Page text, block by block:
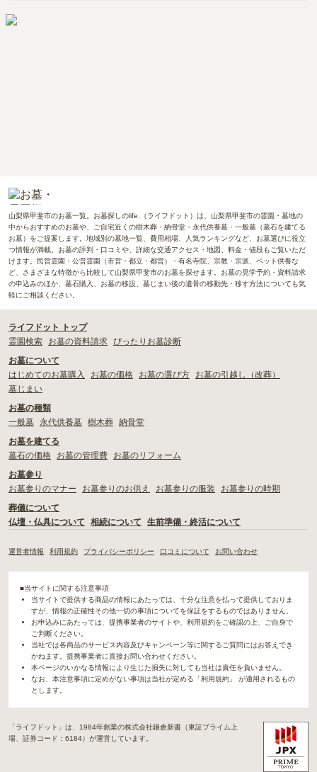
山梨県甲斐市のお墓一覧。お墓探しのlife.（ライフドット）は、山梨県甲斐市の霊園・墓地の
中からおすすめのお墓や、ご自宅近くの樹木葬・納骨堂・永代供養墓・一般墓（墓石を建てる
お墓）をご提案します。地域別の墓地一覧、費用相場、人気ランキングなど、お墓選びに役立
つ情報が満載。お墓の評判・口コミや、詳細な交通アクセス・地図、料金・値段もご覧いただ
けます。民営霊園・公営霊園（市営・都立・都営）・有名寺院、宗教・宗派、ペット供養な
ど、さまざまな特徴から比較して山梨県甲斐市のお墓を探せます。お墓の見学予約・資料請求
の申込みのほか、墓石購入、お墓の移設、墓じまい後の遺骨の移動先・移す方法についても気
軽にご相談ください。
ライフドット トップ
霊園検索
お墓の資料請求 ぴったりお墓診断
お墓について
はじめてのお墓購入
お墓の価格 お墓の選び方
お墓の引越し（改葬）
墓じまい
お墓の種類
一般墓
永代供養墓 樹木葬 納骨堂
お墓を建てる
墓石の価格
お墓の管理費
お墓のリフォーム
お墓参り
お墓参りのマナー
お墓参りのお供え お墓参りの服装
お墓参りの時期
葬儀について
仏壇・仏具について
相続について 生前準備・終活について
運営者情報 利用規約 プライバシーポリシー 口コミについて お問い合わせ
■当サイトに関する注意事項
当サイトで提供する商品の情報にあたっては、十分な注意を払って提供しておりま
すが、情報の正確性その他一切の事項についてを保証をするものではありません。
お申込みにあたっては、提携事業者のサイトや、利用規約をご確認の上、ご自身で
ご判断ください。
当社では各商品のサービス内容及びキャンペーン等に関するご質問にはお答えでき
かねます。提携事業者に直接お問い合わせください。
本ページのいかなる情報により生じた損失に対しても当社は責任を負いません。
なお、本注意事項に定めがない事項は当社が定める「利用規約」 が適用されるもの
とします。
「ライフドット」は、1984年創業の株式会社鎌倉新書（東証プライム上
場、証券コード：6184）が運営しています。